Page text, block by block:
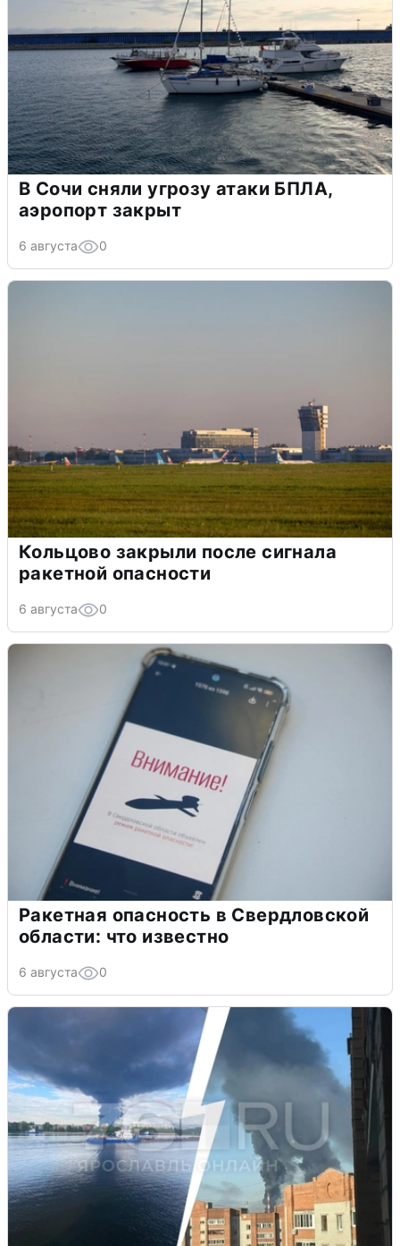
В Сочи сняли угрозу атаки БПЛА,
аэропорт закрыт
6 августа 0
Кольцово закрыли после сигнала
ракетной опасности
6 августа 0
Ракетная опасность в Свердловской
области: что известно
6 августа 0